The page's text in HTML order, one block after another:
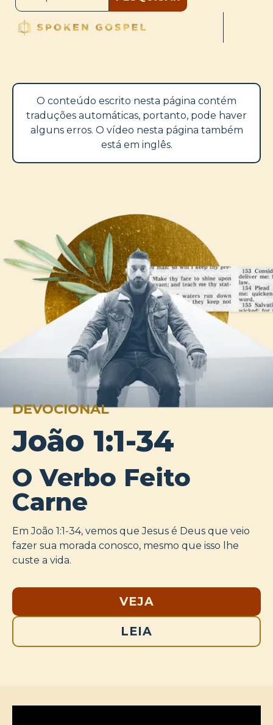
O conteúdo escrito nesta página contém
traduções automáticas, portanto, pode haver
alguns erros. O vídeo nesta página também
está em inglês.
DEVOCIONAL
João 1:1-34
O Verbo Feito
Carne
Em João 1:1-34, vemos que Jesus é Deus que veio
fazer sua morada conosco, mesmo que isso lhe
custe a vida.
VEJA
LEIA